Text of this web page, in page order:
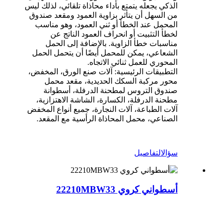
الذكي يجعله يتمتع بأداء محاذاة تلقائي، لذلك ليس
من السهل أن يتأثر بزاوية العمود ومقعد صندوق
المحمل عند الخطأ أو ثني العمود، وهو مناسب
لخطأ التثبيت أو انحراف العمود الناتج عن
مناسبات خطأ الزاوية. بالإضافة إلى الحمل
الشعاعي، يمكن للمحمل أيضًا أن يتحمل الحمل
المحوري للعمل ثنائي الاتجاه.
التطبيقات الرئيسية: آلات صنع الورق، المخفض،
محور مركبة السكك الحديدية، مقعد محمل
صندوق التروس لمطحنة الدرفلة، أسطوانة
مطحنة الدرفلة، الكسارة، الشاشة الاهتزازية،
آلات الطباعة، آلات النجارة، جميع أنواع المخفض
الصناعي، محمل المحاذاة الرأسية مع المقعد.
سؤالالتفاصيل
أسطواني كروي 22210MBW33